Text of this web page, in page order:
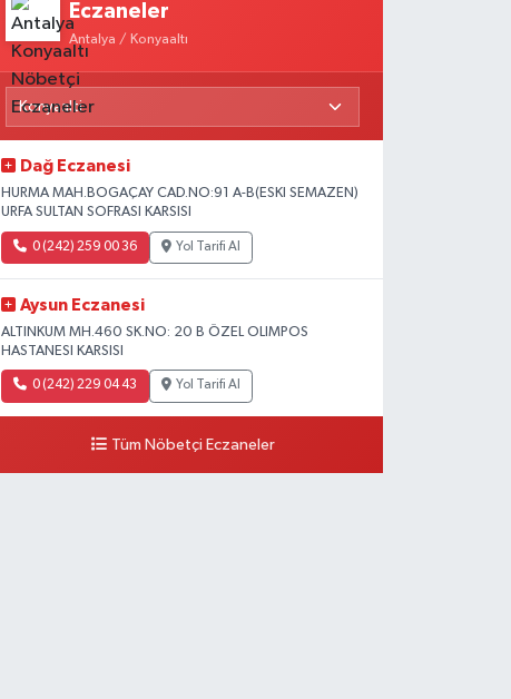
Eczaneler
Antalya / Konyaaltı
Dağ Eczanesi
HURMA MAH.BOGAÇAY CAD.NO:91 A-B(ESKI SEMAZEN)
URFA SULTAN SOFRASI KARSISI
0 (242) 259 00 36 Yol Tarifi Al
Aysun Eczanesi
ALTINKUM MH.460 SK.NO: 20 B ÖZEL OLIMPOS
HASTANESI KARSISI
0 (242) 229 04 43 Yol Tarifi Al
Tüm Nöbetçi Eczaneler